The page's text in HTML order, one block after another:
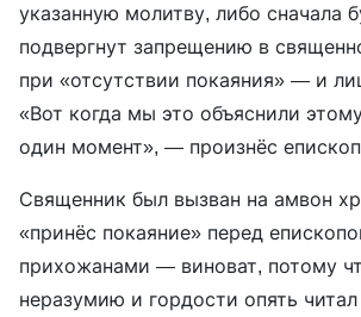
указанную молитву, либо сначала
подвергнут запрещению в
при «отсутствии покаяния» — и
«Вот когда мы это объяснили
один момент», — произнёс
Священник был вызван на амвон
«принёс покаяние» перед
прихожанами — виноват, потому
неразумию и гордости опять